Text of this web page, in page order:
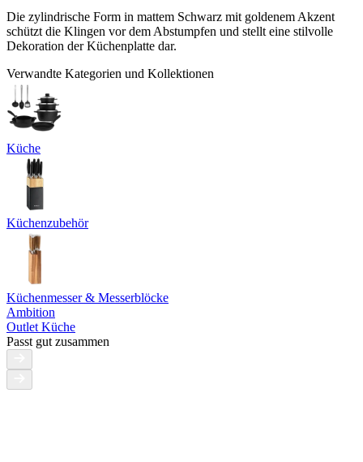
Die zylindrische Form in mattem Schwarz mit goldenem Akzent
schützt die Klingen vor dem Abstumpfen und stellt eine stilvolle
Dekoration der Küchenplatte dar.
Verwandte Kategorien und Kollektionen
Küche
Küchenzubehör
Küchenmesser & Messerblöcke
Ambition
Outlet Küche
Passt gut zusammen